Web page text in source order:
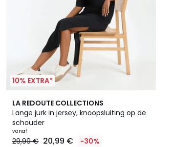
10% EXTRA*
LA REDOUTE COLLECTIONS
Lange jurk in jersey, knoopsluiting op de
schouder
vanaf
29,99 € 20,99 € -30%
4,5
/ 5
2
Kleuren